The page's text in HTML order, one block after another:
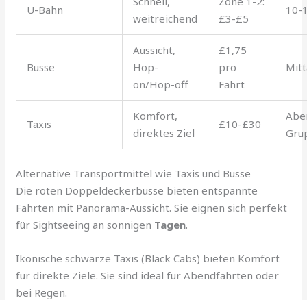
U-Bahn
weitreichend
£3-£5
10-
Busse
Aussicht,
Hop-
on/Hop-off
£1,75
pro
Fahrt
Taxis
Komfort,
direktes Ziel
£10-£30
Alternative Transportmittel wie Taxis und Busse
Die roten Doppeldeckerbusse bieten entspannte
Fahrten mit Panorama-Aussicht. Sie eignen sich perfekt
für Sightseeing an sonnigen Tagen.
Ikonische schwarze Taxis (Black Cabs) bieten Komfort
für direkte Ziele. Sie sind ideal für Abendfahrten oder
bei Regen.